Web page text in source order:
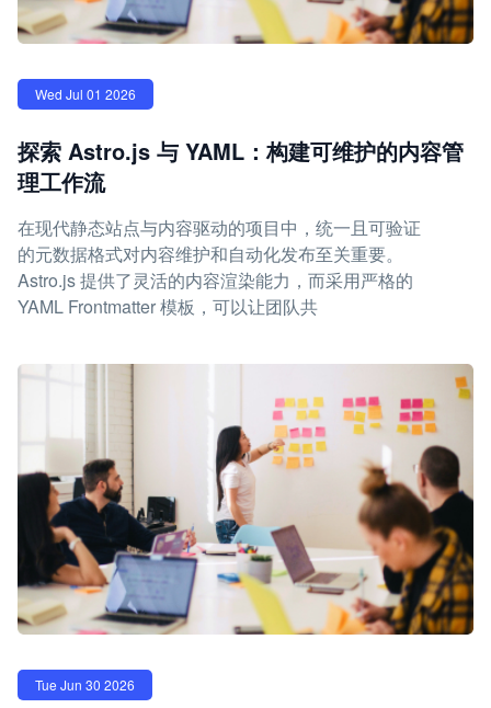
Wed Jul 01 2026
探索 Astro.js 与 YAML：构建可维护的内容管
理工作流
在现代静态站点与内容驱动的项目中，统一且可验证
的元数据格式对内容维护和自动化发布至关重要。
Astro.js 提供了灵活的内容渲染能力，而采用严格的
YAML Frontmatter 模板，可以让团队共
Tue Jun 30 2026